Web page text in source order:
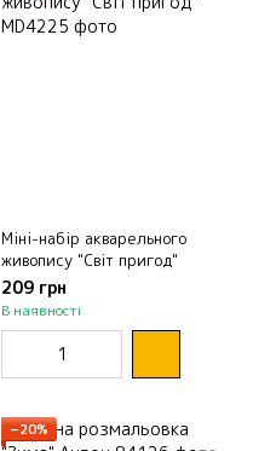
Міні-набір акварельного
живопису "Світ пригод"
209 грн
В наявності
−20%